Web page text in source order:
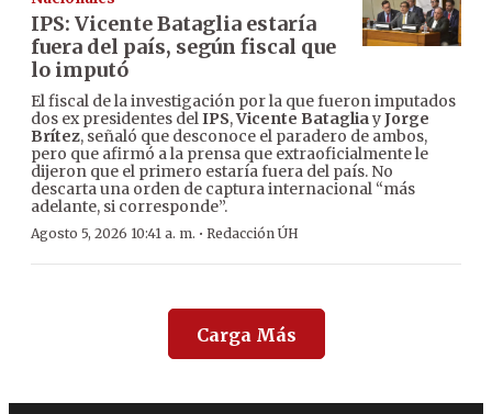
IPS: Vicente Bataglia estaría
fuera del país, según fiscal que
lo imputó
El fiscal de la investigación por la que fueron imputados
dos ex presidentes delIPS,Vicente BatagliayJorge
Brítez, señaló que desconoce el paradero de ambos,
pero que afirmó a la prensa que extraoficialmente le
dijeron que el primero estaría fuera del país. No
descarta una orden de captura internacional “más
adelante, si corresponde”.
Agosto 5, 2026 10:41 a. m. · Redacción ÚH
Carga Más